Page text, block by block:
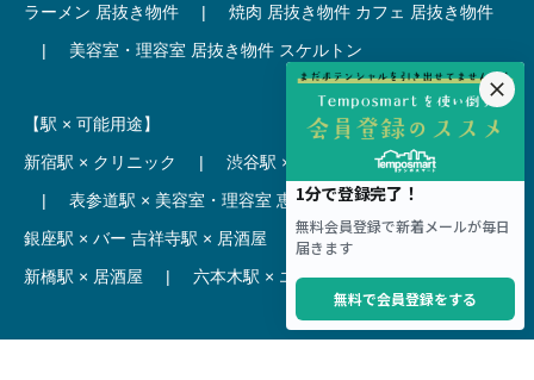
ラーメン 居抜き物件
| 焼肉 居抜き物件 カフェ 居抜き物件
|
美容室・理容室 居抜き物件 スケルトン
【駅 × 可能用途】
新宿駅 × クリニック
| 渋谷駅 × カフェ
池袋駅 × ラーメン
|
表参道駅 × 美容室・理容室 恵比寿駅 × レストラン
銀座駅 × バー 吉祥寺駅 × 居酒屋
麻布十番駅 × レストラン
新橋駅 × 居酒屋
| 六本木駅 × エステ・マッサージ・サロン